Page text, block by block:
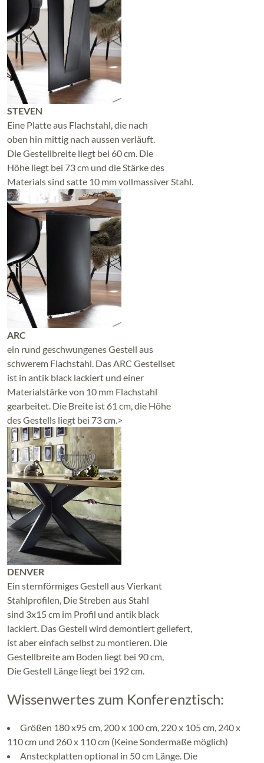
STEVEN
Eine Platte aus Flachstahl, die nach
oben hin mittig nach aussen verläuft.
Die Gestellbreite liegt bei 60 cm. Die
Höhe liegt bei 73 cm und die Stärke des
Materials sind satte 10 mm vollmassiver Stahl.
ARC
ein rund geschwungenes Gestell aus
schwerem Flachstahl. Das ARC Gestellset
ist in antik black lackiert und einer
Materialstärke von 10 mm Flachstahl
gearbeitet. Die Breite ist 61 cm, die Höhe
des Gestells liegt bei 73 cm.>
DENVER
Ein sternförmiges Gestell aus Vierkant
Stahlprofilen, Die Streben aus Stahl
sind 3x15 cm im Profil und antik black
lackiert. Das Gestell wird demontiert geliefert,
ist aber einfach selbst zu montieren. Die
Gestellbreite am Boden liegt bei 90 cm,
Die Gestell Länge liegt bei 192 cm.
Wissenwertes zum Konferenztisch:
Größen 180 x95 cm, 200 x 100 cm, 220 x 105 cm, 240 x
110 cm und 260 x 110 cm (Keine Sondermaße möglich)
Ansteckplatten optional in 50 cm Länge. Die